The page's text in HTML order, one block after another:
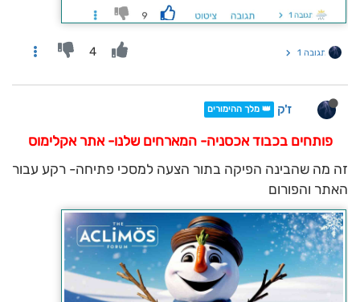
תגובה 1 4
ז'ק 👑 מלך ההימורים
פותחים בכבוד אכסניה- המארחים שלנו- אתר אקלימוס
זה מה שהבינה הפיקה בתור הצעה למסכי פתיחה- רקע עבור
האתר והפורום